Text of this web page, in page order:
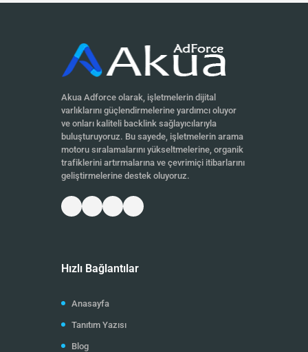
Akua Adforce olarak, işletmelerin dijital
varlıklarını güçlendirmelerine yardımcı oluyor
ve onları kaliteli backlink sağlayıcılarıyla
buluşturuyoruz. Bu sayede, işletmelerin arama
motoru sıralamalarını yükseltmelerine, organik
trafiklerini artırmalarına ve çevrimiçi itibarlarını
geliştirmelerine destek oluyoruz.
Hızlı Bağlantılar
Anasayfa
Tanıtım Yazısı
Blog